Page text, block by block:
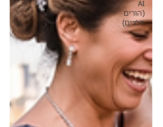
AI
(הורים
וילדים)